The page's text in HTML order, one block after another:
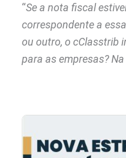
“Se a nota fiscal
correspondente a
ou outro, o cClasstrib
para as empresas?